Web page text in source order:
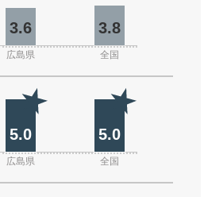
3.6 3.8
広島県 全国
5.0 5.0
広島県 全国